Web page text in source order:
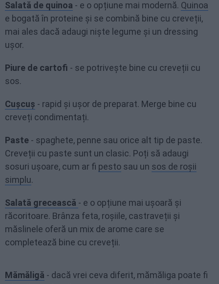
Salată de quinoa - e o opțiune mai modernă. Quinoa
e bogată în proteine și se combină bine cu creveții,
mai ales dacă adaugi niște legume și un dressing
ușor.
Piure de cartofi - se potrivește bine cu creveții cu
sos.
Cușcuș - rapid și ușor de preparat. Merge bine cu
creveți condimentați.
Paste - spaghete, penne sau orice alt tip de paste.
Creveții cu paste sunt un clasic. Poți să adaugi
sosuri ușoare, cum ar fi pesto sau un sos de roșii
simplu.
Salată grecească - e o opțiune mai ușoară și
răcoritoare. Brânza feta, roșiile, castraveții și
măslinele oferă un mix de arome care se
completează bine cu creveții.
Mămăligă - dacă vrei ceva diferit, mămăliga poate fi